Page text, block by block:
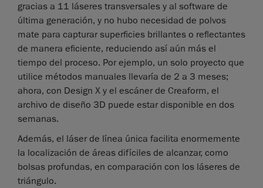
gracias a 11 láseres transversales y al software de
última generación, y no hubo necesidad de polvos
mate para capturar superficies brillantes o reflectantes
de manera eficiente, reduciendo así aún más el
tiempo del proceso. Por ejemplo, un solo proyecto que
utilice métodos manuales llevaría de 2 a 3 meses;
ahora, con Design X y el escáner de Creaform, el
archivo de diseño 3D puede estar disponible en dos
semanas.
Además, el láser de línea única facilita enormemente
la localización de áreas difíciles de alcanzar, como
bolsas profundas, en comparación con los láseres de
triángulo.